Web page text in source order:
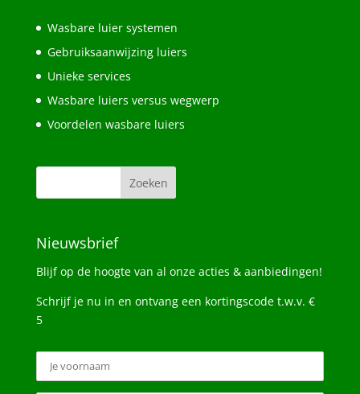
Wasbare luier systemen
Gebruiksaanwijzing luiers
Unieke services
Wasbare luiers versus wegwerp
Voordelen wasbare luiers
Nieuwsbrief
Blijf op de hoogte van al onze acties & aanbiedingen!
Schrijf je nu in en ontvang een kortingscode t.w.v. €
5